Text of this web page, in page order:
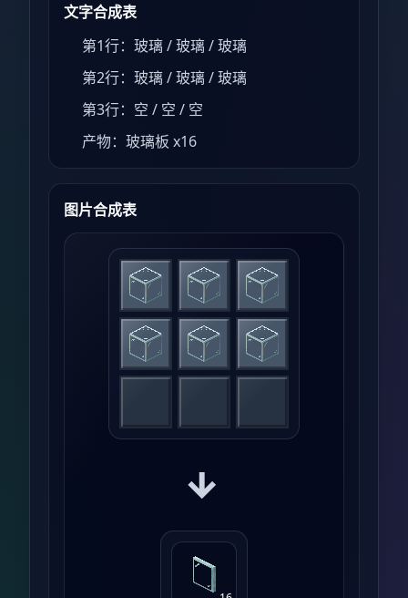
文字合成表
第1行：玻璃 / 玻璃 / 玻璃
第2行：玻璃 / 玻璃 / 玻璃
第3行：空 / 空 / 空
产物：玻璃板 x16
图片合成表
→